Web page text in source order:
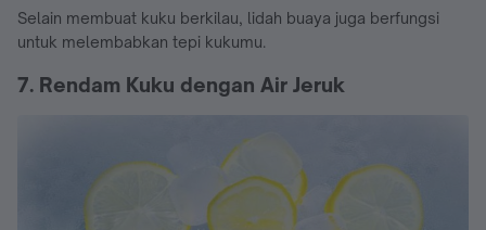
Selain membuat kuku berkilau, lidah buaya juga berfungsi
untuk melembabkan tepi kukumu.
7. Rendam Kuku dengan Air Jeruk